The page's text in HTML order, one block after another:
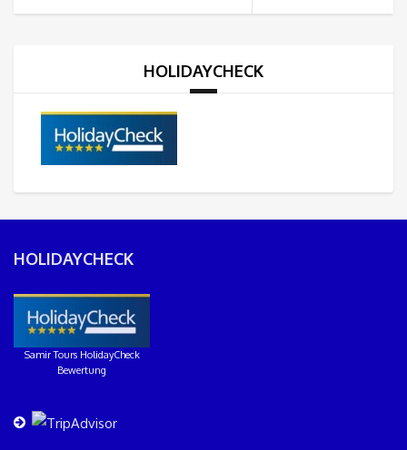
HOLIDAYCHECK
HOLIDAYCHECK
Samir Tours HolidayCheck
Bewertung